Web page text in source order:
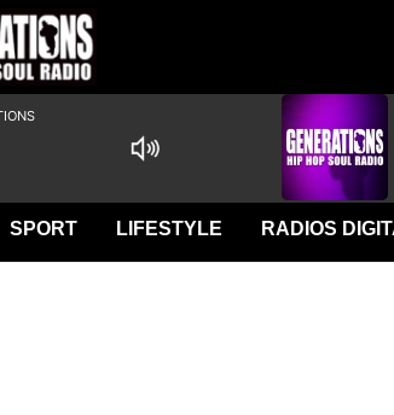
SPORT LIFESTYLE RADIOS